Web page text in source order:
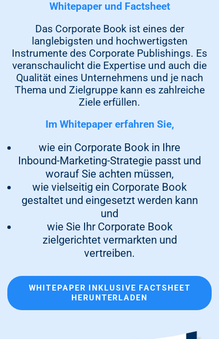
Whitepaper und Factsheet
Das Corporate Book ist eines der
langlebigsten und hochwertigsten
Instrumente des Corporate Publishings. Es
veranschaulicht die Expertise und auch die
Qualität eines Unternehmens und je nach
Thema und Zielgruppe kann es zahlreiche
Ziele erfüllen.
Im Whitepaper erfahren Sie,
wie ein Corporate Book in Ihre
Inbound-Marketing-Strategie passt und
worauf Sie achten müssen,
wie vielseitig ein Corporate Book
gestaltet und eingesetzt werden kann
und
wie Sie Ihr Corporate Book
zielgerichtet vermarkten und
vertreiben.
WHITEPAPER INKLUSIVE FACTSHEET
HERUNTERLADEN